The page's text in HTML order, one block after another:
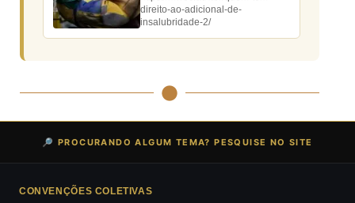
direito-ao-adicional-de-
insalubridade-2/
🔎 PROCURANDO ALGUM TEMA? PESQUISE NO SITE
CONVENÇÕES COLETIVAS